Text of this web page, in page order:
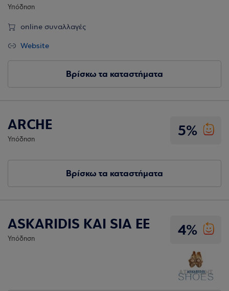
Υπόδηση
online συναλλαγές
Website
Βρίσκω τα καταστήματα
5%
ARCHE
Υπόδηση
Βρίσκω τα καταστήματα
4%
ASKARIDIS KAI SIA EE
Υπόδηση